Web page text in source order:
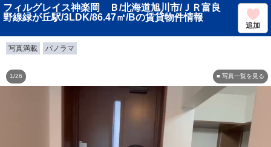
フィルグレイス神楽岡 Ｂ/北海道旭川市/ＪＲ富良
野線緑が丘駅/3LDK/86.47㎡/Bの賃貸物件情報
追加
写真満載 パノラマ
■ 写真一覧を見る
1/26